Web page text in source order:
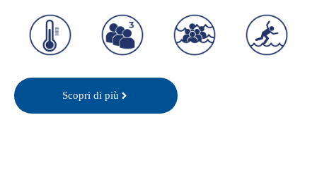
Thermal
Screening
Density
Control
Distancing
Control
Access
Control
Scopri di più